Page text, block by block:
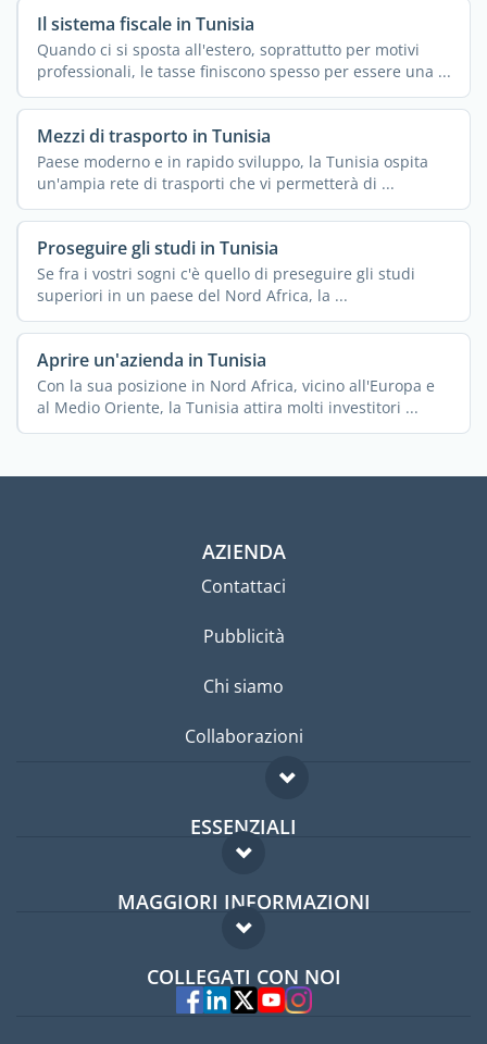
Il sistema fiscale in Tunisia
Quando ci si sposta all'estero, soprattutto per motivi
professionali, le tasse finiscono spesso per essere una ...
Mezzi di trasporto in Tunisia
Paese moderno e in rapido sviluppo, la Tunisia ospita
un'ampia rete di trasporti che vi permetterà di ...
Proseguire gli studi in Tunisia
Se fra i vostri sogni c'è quello di preseguire gli studi
superiori in un paese del Nord Africa, la ...
Aprire un'azienda in Tunisia
Con la sua posizione in Nord Africa, vicino all'Europa e
al Medio Oriente, la Tunisia attira molti investitori ...
AZIENDA
Contattaci
Pubblicità
Chi siamo
Collaborazioni
ESSENZIALI
Forum per expat
Guida per expat
MAGGIORI INFORMAZIONI
Domande frequenti
Esperti
COLLEGATI CON NOI